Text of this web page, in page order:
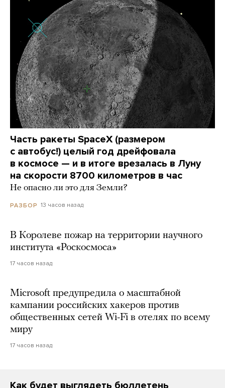
Часть ракеты SpaceX (размером
с автобус!) целый год дрейфовала
в космосе — и в итоге врезалась в Луну
на скорости 8700 километров в час
Не опасно ли это для Земли?
РАЗБОР 13 часов назад
В Королеве пожар на территории научного
института «Роскосмоса»
17 часов назад
Microsoft предупредила о масштабной
кампании российских хакеров против
общественных сетей Wi-Fi в отелях по всему
миру
17 часов назад
Как будет выглядеть бюллетень